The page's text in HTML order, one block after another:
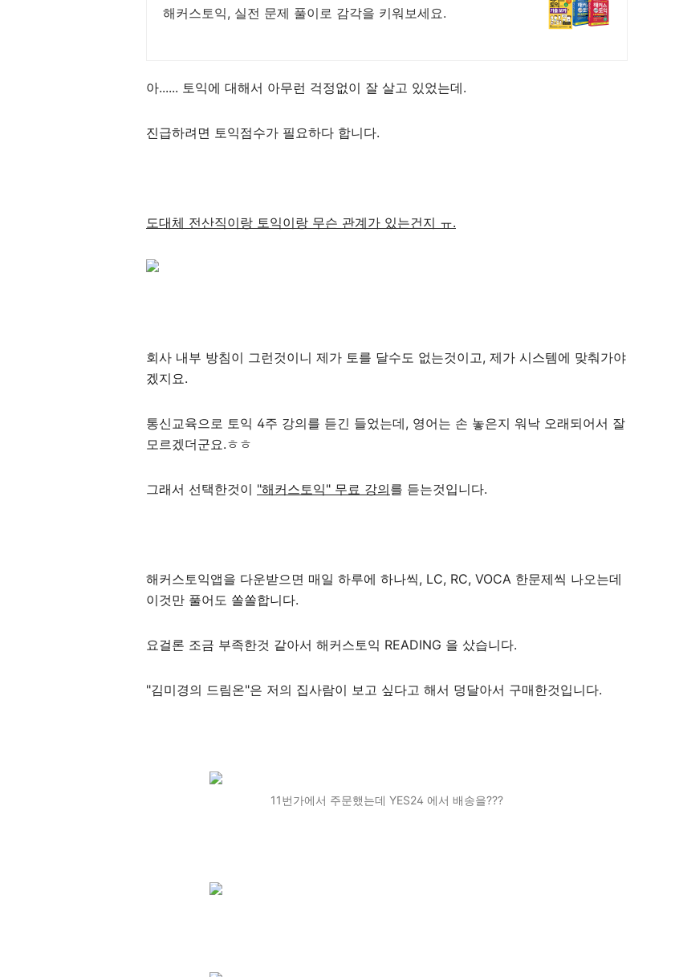
해커스토익, 실전 문제 풀이로 감각을 키워보세요.
아...... 토익에 대해서 아무런 걱정없이 잘 살고 있었는데.
진급하려면 토익점수가 필요하다 합니다.
도대체 전산직이랑 토익이랑 무슨 관계가 있는건지 ㅠ.
회사 내부 방침이 그런것이니 제가 토를 달수도 없는것이고, 제가 시스템에 맞춰가야
겠지요.
통신교육으로 토익 4주 강의를 듣긴 들었는데, 영어는 손 놓은지 워낙 오래되어서 잘
모르겠더군요.ㅎㅎ
그래서 선택한것이 "해커스토익" 무료 강의를 듣는것입니다.
해커스토익앱을 다운받으면 매일 하루에 하나씩, LC, RC, VOCA 한문제씩 나오는데
이것만 풀어도 쏠쏠합니다.
요걸론 조금 부족한것 같아서 해커스토익 READING 을 샀습니다.
"김미경의 드림온"은 저의 집사람이 보고 싶다고 해서 덩달아서 구매한것입니다.
11번가에서 주문했는데 YES24 에서 배송을???